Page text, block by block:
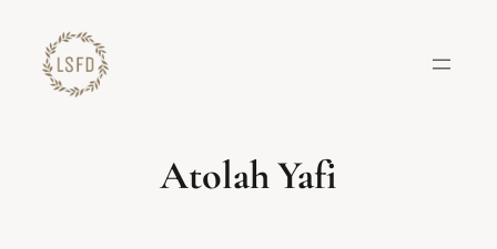
konten
Atolah Yafi